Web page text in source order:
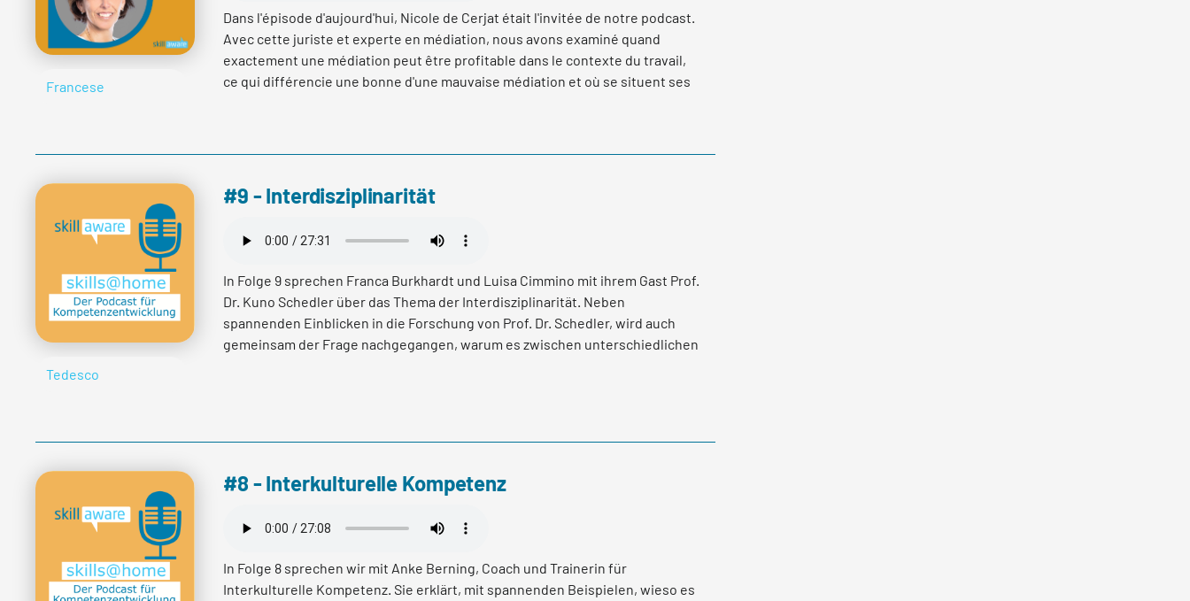
Francese
Dans l'épisode d'aujourd'hui, Nicole de Cerjat était l'invitée de notre podcast.
Avec cette juriste et experte en médiation, nous avons examiné quand
exactement une médiation peut être profitable dans le contexte du travail,
ce qui différencie une bonne d'une mauvaise médiation et où se situent ses
gestion d'entreprise ainsi que dans le commerce de détail. Elle soutient et
renseigne ses membres et ses client-e-s pour toutes les questions qui
également les intérêts des employé-e-s issus du secteur bancaire et des
assurances, du commerce de détail, de l'artisanat, de l'industrie, du tra-fic
aérien et de la location de services dans le cadre d'environ 40 conventions
collectives de travail et s'engage pour renforcer leur employabilité. Linkedin:
https://www.linkedin.com/company/secromandie/Site web:
https://www.secsuisse.ch/Plus d'informations sur le podcast et skillaware
Tedesco
#9 - Interdisziplinarität
In Folge 9 sprechen Franca Burkhardt und Luisa Cimmino mit ihrem Gast Prof.
Dr. Kuno Schedler über das Thema der Interdisziplinarität. Neben
spannenden Einblicken in die Forschung von Prof. Dr. Schedler, wird auch
gemeinsam der Frage nachgegangen, warum es zwischen unterschiedlichen
#8 - Interkulturelle Kompetenz
In Folge 8 sprechen wir mit Anke Berning, Coach und Trainerin für
Interkulturelle Kompetenz. Sie erklärt, mit spannenden Beispielen, wieso es